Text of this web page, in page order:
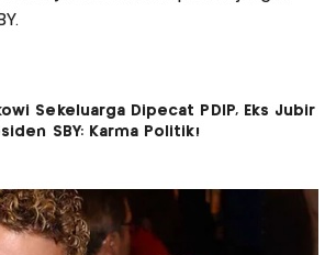
Sekeluarga Dipecat PDIP, Eks Jubir
SBY: Karma Politik!